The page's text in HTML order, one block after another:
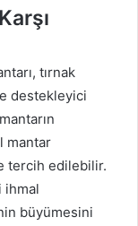
tırnak
destekleyici
mantar
tercih edilebilir.
ihmal
büyümesini